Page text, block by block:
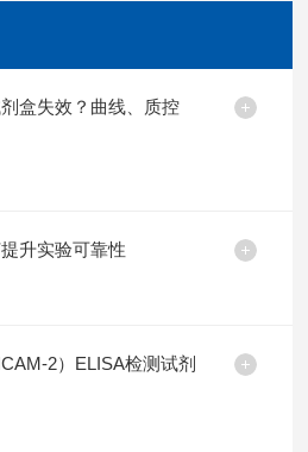
盒失效？曲线、质控
升实验可靠性
2）ELISA检测试剂